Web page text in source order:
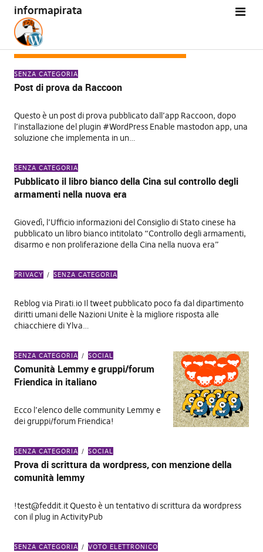
informapirata
CATEGORIA:
SENZA CATEGORIA
Post di prova da Raccoon
Questo è un post di prova pubblicato dall’app Raccoon, dopo
l’installazione del plugin #WordPress Enable mastodon app, una
soluzione che implementa in un…
SENZA CATEGORIA
Pubblicato il libro bianco della Cina sul controllo degli
armamenti nella nuova era
Giovedì, l’Ufficio informazioni del Consiglio di Stato cinese ha
pubblicato un libro bianco intitolato “Controllo degli armamenti,
disarmo e non proliferazione della Cina nella nuova era”
PRIVACY SENZA CATEGORIA
Reblog via Pirati.io Il tweet pubblicato poco fa dal dipartimento
diritti umani delle Nazioni Unite è la migliore risposta alle
chiacchiere di Ylva…
SENZA CATEGORIA SOCIAL
Comunità Lemmy e gruppi/forum
Friendica in italiano
Ecco l’elenco delle community Lemmy e
dei gruppi/forum Friendica!
SENZA CATEGORIA SOCIAL
Prova di scrittura da wordpress, con menzione della
comunità lemmy
!test@feddit.itQuesto è un tentativo di scrittura da wordpress
con il plug in ActivityPub
SENZA CATEGORIA VOTO ELETTRONICO